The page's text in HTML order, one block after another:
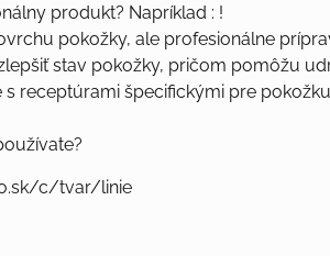
produkt? Napríklad : !
pokožky, ale profesionálne
stav pokožky, pričom pomôžu
s receptúrami špecifickými pre
c/tvar/linie